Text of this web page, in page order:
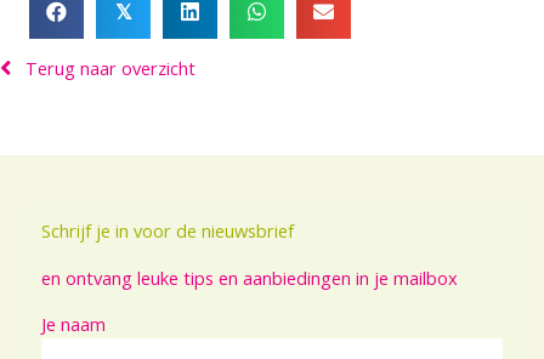
𝕏
Terug naar overzicht
Schrijf je in voor de nieuwsbrief
en ontvang leuke tips en aanbiedingen in je mailbox
Je naam